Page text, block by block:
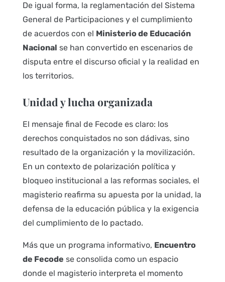
De igual forma, la reglamentación del Sistema
General de Participaciones y el cumplimiento
de acuerdos con el Ministerio de Educación
Nacional se han convertido en escenarios de
disputa entre el discurso oficial y la realidad en
los territorios.
Unidad y lucha organizada
El mensaje final de Fecode es claro: los
derechos conquistados no son dádivas, sino
resultado de la organización y la movilización.
En un contexto de polarización política y
bloqueo institucional a las reformas sociales, el
magisterio reafirma su apuesta por la unidad, la
defensa de la educación pública y la exigencia
del cumplimiento de lo pactado.
Más que un programa informativo, Encuentro
de Fecode se consolida como un espacio
donde el magisterio interpreta el momento